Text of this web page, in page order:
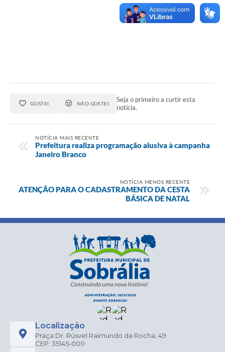
GOSTEI NÃO GOSTEI
Seja o primeiro a curtir esta
notícia.
NOTÍCIA MAIS RECENTE
Prefeitura realiza programação alusiva à campanha
Janeiro Branco
NOTÍCIA MENOS RECENTE
ATENÇÃO PARA O CADASTRAMENTO DA CESTA
BÁSICA DE NATAL
Localização
Praça Dr. Rúsvel Raimundo da Rocha, 49
CEP: 35145-000